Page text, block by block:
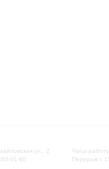
ул., 2
01-80
Часы
Перерыв с